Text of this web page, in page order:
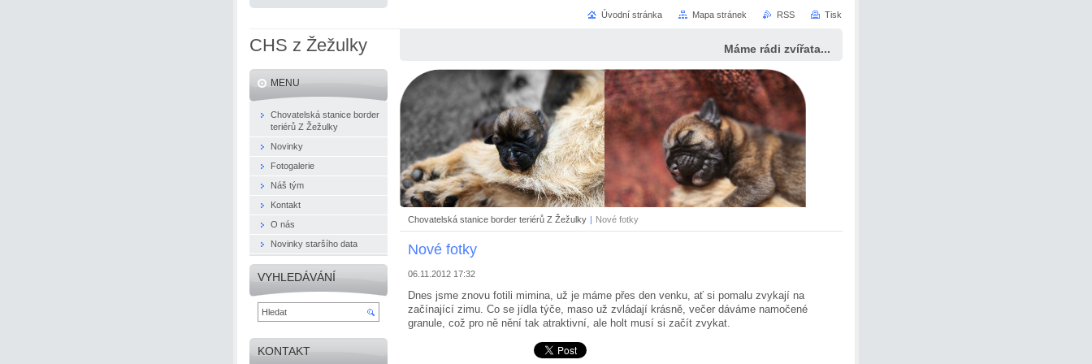
CHS z Žežulky Máme rádi zvířata...
Chovatelská stanice border teriérů Z Žežulky | Nové fotky
Nové fotky
06.11.2012 17:32
Dnes jsme znovu fotili mimina, už je máme přes den venku, ať si pomalu zvykají na
začínající zimu. Co se jídla týče, maso už zvládají krásně, večer dáváme namočené
granule, což pro ně nění tak atraktivní, ale holt musí si začít zvykat.
MENU
Chovatelská stanice border
teriérů Z Žežulky
Novinky
Fotogalerie
Náš tým
Kontakt
O nás
Novinky staršího data
VYHLEDÁVÁNÍ
KONTAKT
Úvodní stránka Mapa stránek RSS Tisk